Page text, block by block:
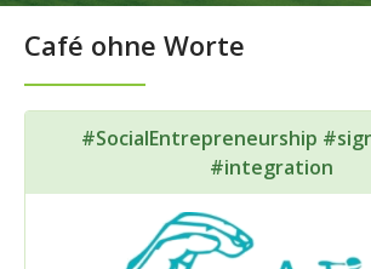
Café ohne Worte
#SocialEntrepreneurship
#integration